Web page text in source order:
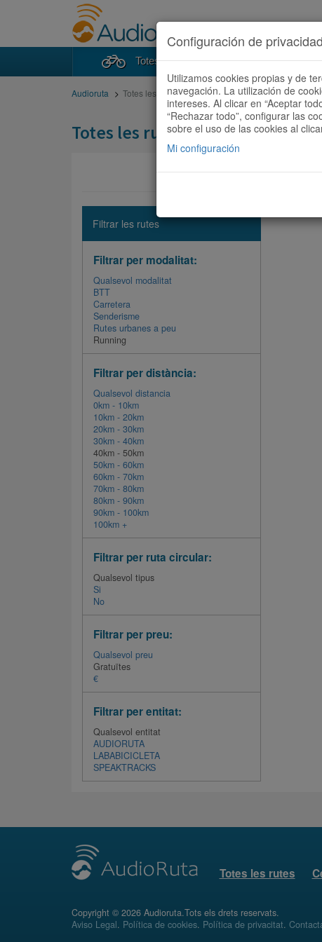
Totes les rutes
Audioruta Totes les rutes
Totes les rutes
Filtrar les rutes
Filtrar per modalitat:
Qualsevol modalitat
BTT
Carretera
Senderisme
Rutes urbanes a peu
Running
Filtrar per distància:
Qualsevol distancia
0km - 10km
10km - 20km
20km - 30km
30km - 40km
40km - 50km
50km - 60km
60km - 70km
70km - 80km
80km - 90km
90km - 100km
100km +
Filtrar per ruta circular:
Qualsevol tipus
Si
No
Filtrar per preu:
Qualsevol preu
Gratuïtes
€
Filtrar per entitat:
Qualsevol entitat
AUDIORUTA
LABABICICLETA
SPEAKTRACKS
Totes les rutes
Copyright © 2026 Audioruta.Tots els drets reservats.
Aviso Legal. Política de cookies. Política de privacitat.
Configuración de privacidad
Utilizamos cookies propias y de
navegación. La utilización de
intereses. Al clicar en “Aceptar
“Rechazar todo”, configurar las
sobre el uso de las cookies al
Mi configuración